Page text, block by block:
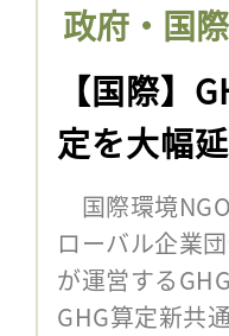
政府・国
【国際】
定を大幅
国際環境
ローバル企業
が運営する
GHG算定新共